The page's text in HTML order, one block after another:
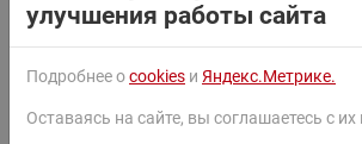
улучшения работы сайта
Подробнее оcookies и Яндекс.Метрике.
Оставаясь на сайте, вы соглашаетесь с